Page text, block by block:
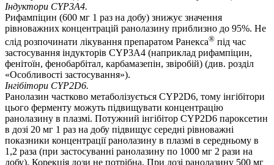
Індуктори CYP3A4.
Рифампіцин (600 мг 1 раз на добу) знижує значення
рівноважних концентрацій ранолазину приблизно до 95%. Не
слід розпочинати лікування препаратом Ранекса® під час
застосування індукторів CYP3A4 (наприклад рифампіцин,
фенітоїн, фенобарбітал, карбамазепін, звіробій) (див. розділ
«Особливості застосування»).
Інгібітори CYP2D6.
Ранолазин частково метаболізується CYP2D6, тому інгібітори
цього ферменту можуть підвищувати концентрацію
ранолазину в плазмі. Потужний інгібітор CYP2D6 пароксетин
в дозі 20 мг 1 раз на добу підвищує середні рівноважні
показники концентрації ранолазину в плазмі в середньому в
1,2 раза (при застосуванні ранолазину по 1000 мг 2 рази на
добу). Корекція дози не потрібна. При дозі ранолазину 500 мг